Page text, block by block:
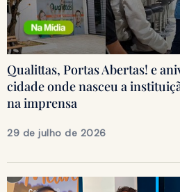
Qualittas, Portas Abertas! e
cidade onde nasceu a
na imprensa
29 de julho de 2026